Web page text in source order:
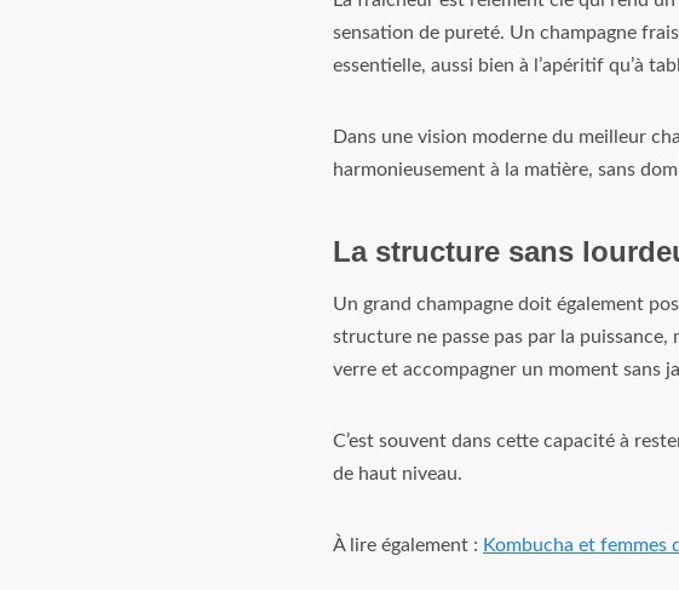
sensation de pureté. Un champagne
essentielle, aussi bien à l’apéritif qu’à
Dans une vision moderne du meilleur
harmonieusement à la matière, sans
La structure sans
Un grand champagne doit également
structure ne passe pas par la
verre et accompagner un moment sans
C’est souvent dans cette capacité à
de haut niveau.
À lire également : Kombucha et femmes